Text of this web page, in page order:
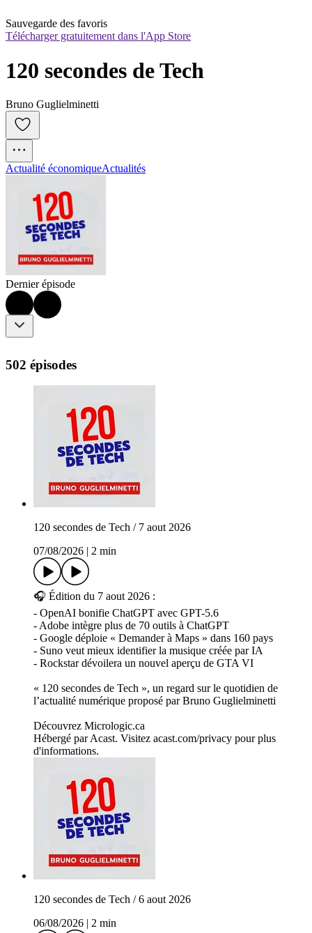
Sauvegarde des favoris
Télécharger gratuitement dans l'App Store
120 secondes de Tech
Bruno Guglielminetti
Actualité économiqueActualités
Dernier épisode
502 épisodes
120 secondes de Tech / 7 aout 2026
07/08/2026
2 min
🎧 Édition du 7 aout 2026 :
- OpenAI bonifie ChatGPT avec GPT-5.6
- Adobe intègre plus de 70 outils à ChatGPT
- Google déploie « Demander à Maps » dans 160 pays
- Suno veut mieux identifier la musique créée par IA
- Rockstar dévoilera un nouvel aperçu de GTA VI
« 120 secondes de Tech », un regard sur le quotidien de
l’actualité numérique proposé par Bruno Guglielminetti
Découvrez Micrologic.ca
Hébergé par Acast. Visitez acast.com/privacy pour plus
d'informations.
120 secondes de Tech / 6 aout 2026
06/08/2026
2 min